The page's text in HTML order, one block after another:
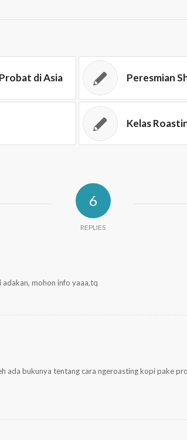
di Asia Peresmian
Kelas
6
REPLIES
mohon info yaaa,tq
ada bukunya tentang cara ngeroasting kopi pake